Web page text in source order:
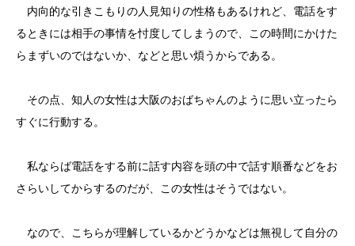
内向的な引きこもりの人見知りの性格もあるけれど、電話をす
るときには相手の事情を忖度してしまうので、この時間にかけた
らまずいのではないか、などと思い煩うからである。
その点、知人の女性は大阪のおばちゃんのように思い立ったら
すぐに行動する。
私ならば電話をする前に話す内容を頭の中で話す順番などをお
さらいしてからするのだが、この女性はそうではない。
なので、こちらが理解しているかどうかなどは無視して自分の